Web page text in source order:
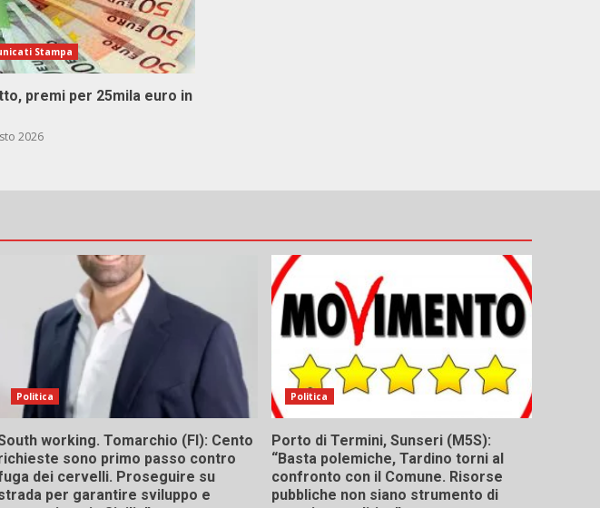
Stampa
premi per 25mila euro in
2026
Politica
working. Tomarchio (FI): Cento
sono primo passo contro
dei cervelli. Proseguire su
per garantire sviluppo e
Politica
Porto di Termini, Sunseri (M5S):
“Basta polemiche, Tardino torni al
confronto con il Comune. Risorse
pubbliche non siano strumento di